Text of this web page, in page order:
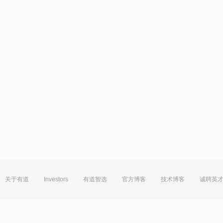
关于有道 Investors 有道智选 官方博客 技术博客 诚聘英才